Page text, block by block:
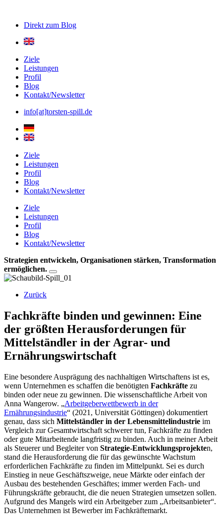
Direkt zum Blog
Ziele
Leistungen
Profil
Blog
Kontakt/Newsletter
info[at]torsten-spill.de
Ziele
Leistungen
Profil
Blog
Kontakt/Newsletter
Ziele
Leistungen
Profil
Blog
Kontakt/Newsletter
Strategien entwickeln, Organisationen stärken, Transformation
ermöglichen.
Zurück
Fachkräfte binden und gewinnen: Eine
der größten Herausforderungen für
Mittelständler in der Agrar- und
Ernährungswirtschaft
Eine besondere Ausprägung des nachhaltigen Wirtschaftens ist es,
wenn Unternehmen es schaffen die benötigten Fachkräfte zu
binden oder neue zu gewinnen. Die wissenschaftliche Arbeit von
Anna Wangerow. „Arbeitgeberwettbewerb in der
Ernährungsindustrie“ (2021, Universität Göttingen) dokumentiert
genau, dass sich Mittelständler in der Lebensmittelindustrie im
Vergleich zur Gesamtwirtschaft schwerer tun, Fachkräfte zu finden
oder gute Mitarbeitende langfristig zu binden. Auch in meiner Arbeit
als Steuerer und Begleiter von Strategie-Entwicklungsprojekten,
stand die Herausforderung die für das gewünschte Wachstum
erforderlichen Fachkräfte zu finden im Mittelpunkt. Sei es durch
Einstieg in neue Geschäftszweige, neue Märkte oder einfach der
Ausbau des bestehenden Geschäftes; immer werden Fach- und
Führungskräfte gebraucht, die die neuen Strategien umsetzen sollen.
Aufgrund des Mangels wird ein Arbeitgeber zum „Arbeitsanbieter“.
Das Unternehmen ist Bewerber im Fachkräftemarkt.